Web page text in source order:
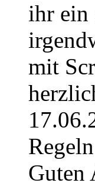
ihr ein
mit
Guten